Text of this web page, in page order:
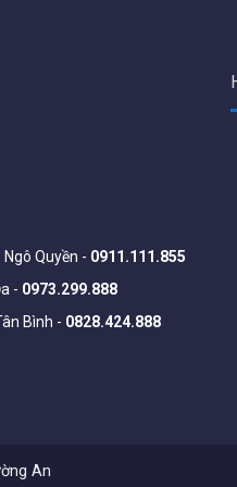
từ các sóng 3G/4G/
cần trợ giúp từ Router như
sản xuất xem trên file
DS_AP200Series.pdf
Quyền - 0911.111.855
- 0973.299.888
Bình - 0828.424.888
An